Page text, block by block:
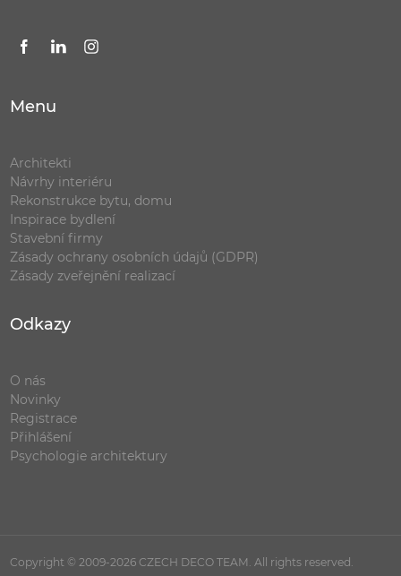
Menu
Architekti
Návrhy interiéru
Rekonstrukce bytu, domu
Inspirace bydlení
Stavební firmy
Zásady ochrany osobních údajů (GDPR)
Zásady zveřejnění realizací
Odkazy
O nás
Novinky
Registrace
Přihlášení
Psychologie architektury
Copyright © 2009-2026 CZECH DECO TEAM. All rights reserved.